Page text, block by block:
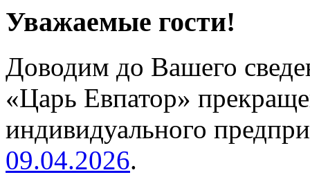
Уважаемые гости!
Доводим до Вашего
«Царь Евпатор»
индивидуального
09.04.2026.